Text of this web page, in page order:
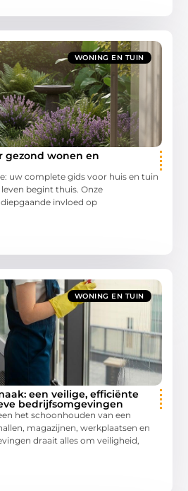
WONING EN TUIN
gezond wonen en
uw complete gids voor huis en tuin
begint thuis. Onze
invloed op
WONING EN TUIN
een veilige, efficiënte
bedrijfsomgevingen
het schoonhouden van een
magazijnen, werkplaatsen en
draait alles om veiligheid,